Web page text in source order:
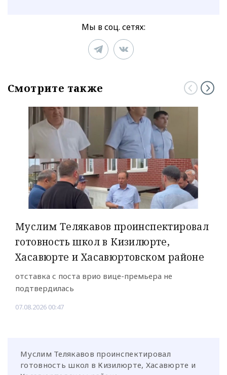
Мы в соц. сетях:
Смотрите также
Муслим Телякавов проинспектировал
готовность школ в Кизилюрте,
Хасавюрте и Хасавюртовском районе
отставка с поста врио вице-премьера не
подтвердилась
07.08.2026 00:47
Муслим Телякавов проинспектировал
готовность школ в Кизилюрте, Хасавюрте и